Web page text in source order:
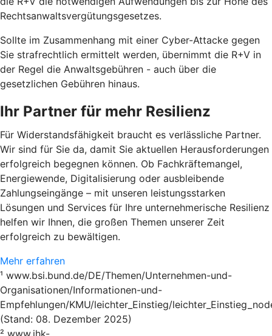
Rechtsanwaltsvergütungsgesetzes.
Sollte im Zusammenhang mit einer Cyber-Attacke gegen
Sie strafrechtlich ermittelt werden, übernimmt die R+V in
der Regel die Anwaltsgebühren - auch über die
gesetzlichen Gebühren hinaus.
Ihr Partner für mehr Resilienz
Für Widerstandsfähigkeit braucht es verlässliche Partner.
Wir sind für Sie da, damit Sie aktuellen Herausforderungen
erfolgreich begegnen können. Ob Fachkräftemangel,
Energiewende, Digitalisierung oder ausbleibende
Zahlungseingänge – mit unseren leistungsstarken
Lösungen und Services für Ihre unternehmerische Resilienz
helfen wir Ihnen, die großen Themen unserer Zeit
erfolgreich zu bewältigen.
Mehr erfahren
¹ www.bsi.bund.de/DE/Themen/Unternehmen-und-
Organisationen/Informationen-und-
Empfehlungen/KMU/leichter_Einstieg/
(Stand: 08. Dezember 2025)
² www.ihk-